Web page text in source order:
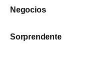
Negocios
Sorprendente